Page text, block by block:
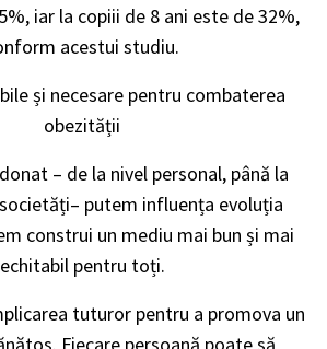
iar la copiii de 8 ani este de 32%,
acestui studiu.
și necesare pentru combaterea
obezității
– de la nivel personal, până la
putem influența evoluția
construi un mediu mai bun și mai
echitabil pentru toți.
tuturor pentru a promova un